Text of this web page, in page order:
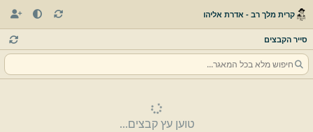
קרית מלך רב - אדרת אליהו
סייר הקבצים
טוען עץ קבצים...